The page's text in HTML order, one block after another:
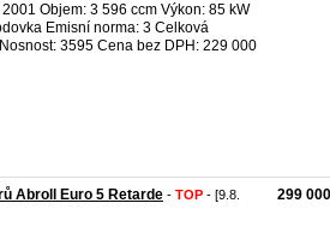
Objem: 3 596 ccm Výkon: 85 kW
Emisní norma: 3 Celková
3595 Cena bez DPH: 229 000
Abroll Euro 5 Retarde - TOP - [9.8.
299